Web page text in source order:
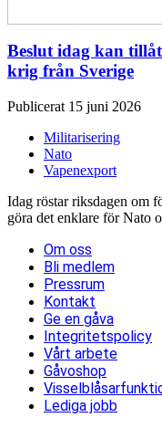
Beslut idag kan
krig från Sverige
Publicerat 15 juni 2026
Militarisering
Nato
Vapenexport
Idag röstar riksdagen om
göra det enklare för Nato
Om oss
Bli medlem
Pressrum
Kontakt
Ge en gåva
Integritetspolicy
Vårt arbete
Gåvoshop
Lediga jobb